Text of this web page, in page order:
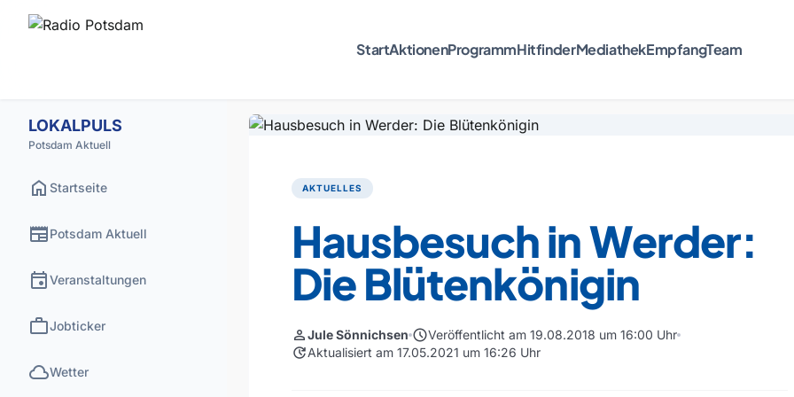
StartAktionenProgrammHitfinderMediathekEmpfangTeam
LOKALPULS
Potsdam Aktuell
home Startseite
newspaperPotsdam Aktuell
eventVeranstaltungen
workJobticker
cloudWetter
AKTUELLES
Hausbesuch in Werder:
Die Blütenkönigin
personJule Sönnichsen scheduleVeröffentlicht am 19.08.2018 um 16:00 Uhr
updateAktualisiert am 17.05.2021 um 16:26 Uhr